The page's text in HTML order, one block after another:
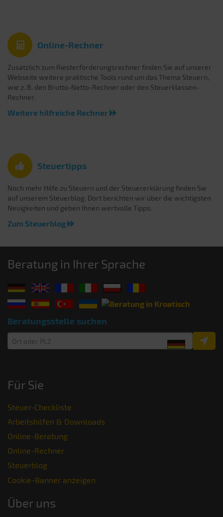
Online-Rechner
Zusätzlich zum Riesterförderungsrechner finden Sie auf unserer
Webseite weitere praktische Tools rund um das Thema Steuern,
wie z. B. den Brutto-Netto-Rechner oder den Steuerklassen-
Rechner.
Weitere hilfreiche Rechner
Steuertipps
Noch mehr Hilfe zu Steuern und der Steuererklärung finden Sie
auf unserem Steuerblog. Dort berichten wir über die wichtigsten
Neuigkeiten und geben Ihnen wertvolle Tipps.
Zum Steuerblog
Beratung in Ihrer Sprache
Beratungsstelle suchen
Für Sie
Steuer-Checkliste
Arbeitshilfen & Downloads
Online-Beratung
Online-Rechner
Steuerblog
Cookie-Banner anzeigen
Über uns